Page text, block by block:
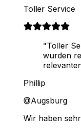
Toller Service
"Toller
wurden
Phillip
@Augsburg
Wir haben